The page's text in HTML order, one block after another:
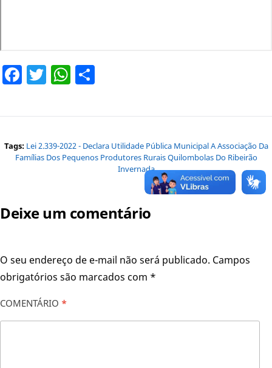
Facebook
TwitterWhatsApp
Tags: Lei 2.339-2022 - Declara Utilidade Pública Municipal A Associação Da
Famílias Dos Pequenos Produtores Rurais Quilombolas Do Ribeirão
Invernada
Deixe um comentário
O seu endereço de e-mail não será publicado. Campos
obrigatórios são marcados com *
COMENTÁRIO *